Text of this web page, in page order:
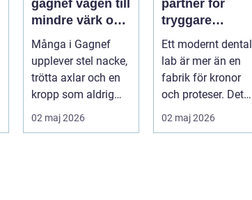
gagnef vägen till
mindre värk och
mer
vardagsenergi
Många i Gagnef
upplever stel nacke,
trötta axlar och en
kropp som aldrig
riktigt hinner
återhämta si...
02 maj 2026
partner för
tryggare
tandvård
Ett modernt dental
lab är mer än en
fabrik för kronor
och proteser. Det
fungerar som en
förlängning ...
02 maj 2026